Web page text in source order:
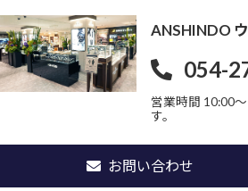
ANSHINDO
054-
営業時間 10:00
す。
お問い合わせ